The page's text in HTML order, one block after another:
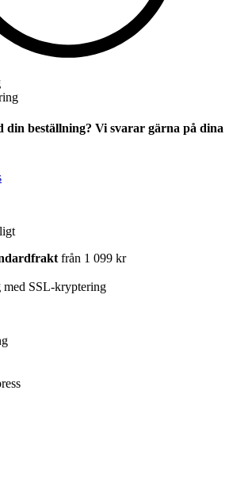
din beställning? Vi svarar gärna på dina
från 1 099 kr
med SSL-kryptering